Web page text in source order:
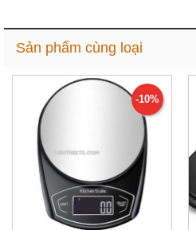
Sản phẩm cùng loại
-10%